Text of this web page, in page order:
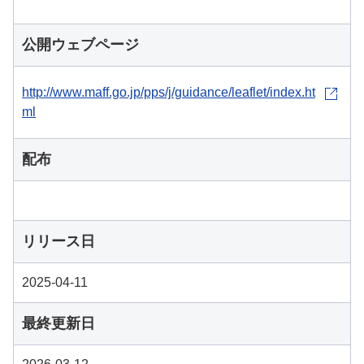
公開ウェブページ
http://www.maff.go.jp/pps/j/guidance/leaflet/index.ht
ml
配布
リリース日
2025-04-11
最終更新日